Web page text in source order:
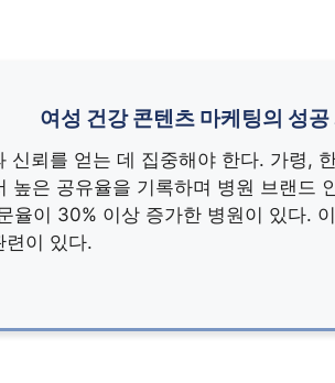
여성 건강 콘텐츠 마케팅의 성공
뢰를 얻는 데 집중해야 한다. 가령,
은 공유율을 기록하며 병원 브랜드
율이 30% 이상 증가한 병원이 있다.
련이 있다.